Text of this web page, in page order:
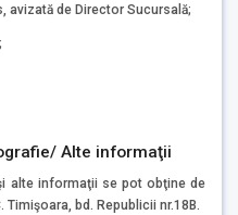
avizată de Director Sucursală;
Alte informaţii
alte informaţii se pot obţine de
Timişoara, bd. Republicii nr.18B.